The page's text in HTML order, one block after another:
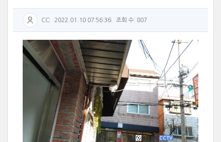
CC 2022.01.10 07:56:36 조회 수: 807